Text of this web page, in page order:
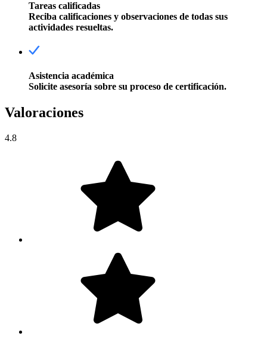
Tareas calificadas
Reciba calificaciones y observaciones de todas sus
actividades resueltas.
Asistencia académica
Solicite asesoría sobre su proceso de certificación.
Valoraciones
4.8